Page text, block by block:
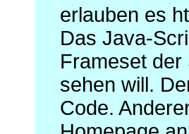
erlauben es
Das Java-
Frameset der
sehen will.
Code.